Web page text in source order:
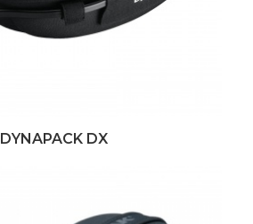
DYNAPACK DX